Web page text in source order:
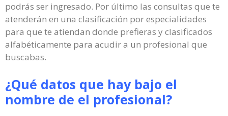
podrás ser ingresado. Por último las consultas que te
atenderán en una clasificación por especialidades
para que te atiendan donde prefieras y clasificados
alfabéticamente para acudir a un profesional que
buscabas.
¿Qué datos que hay bajo el
nombre de el profesional?